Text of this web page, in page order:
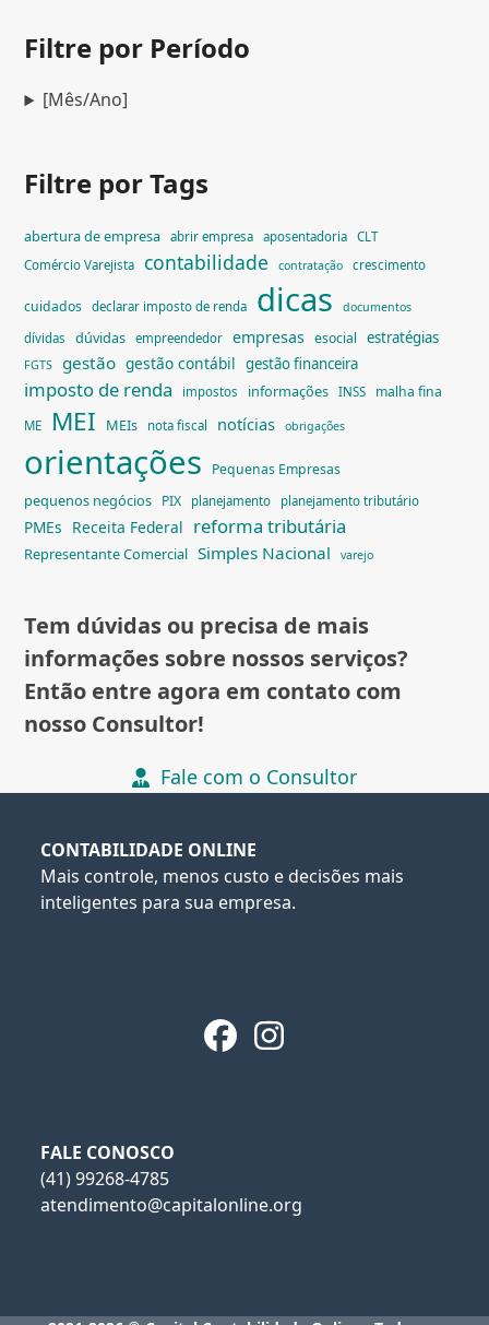
Filtre por Período
[Mês/Ano]
Filtre por Tags
abertura de empresa abrir empresa aposentadoria
CLT
Comércio Varejista
contabilidade contratação crescimento
cuidados declarar imposto de renda dicas documentos
dívidas dúvidas empreendedor empresas esocial estratégias
FGTS gestão gestão contábil gestão financeira
imposto de renda impostos informações INSS malha fina
ME MEI MEIs nota fiscal notícias obrigações
orientações Pequenas Empresas
pequenos negócios PIX planejamento planejamento tributário
PMEs Receita Federal reforma tributária
Representante Comercial Simples Nacional varejo
Tem dúvidas ou precisa de mais
informações sobre nossos serviços?
Então entre agora em contato com
nosso Consultor!
Fale com o Consultor
CONTABILIDADE ONLINE
Mais controle, menos custo e decisões mais
inteligentes para sua empresa.
Facebook
Instagram
FALE CONOSCO
(41) 99268-4785
atendimento@capitalonline.org